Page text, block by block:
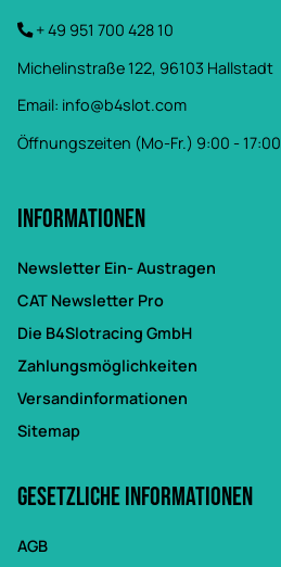
+ 49 951 700 428 10
Michelinstraße 122, 96103 Hallstadt
Email: info@b4slot.com
Öffnungszeiten (Mo-Fr.) 9:00 - 17:00
Informationen
Newsletter Ein- Austragen
CAT Newsletter Pro
Die B4Slotracing GmbH
Zahlungsmöglichkeiten
Versandinformationen
Sitemap
Gesetzliche Informationen
AGB